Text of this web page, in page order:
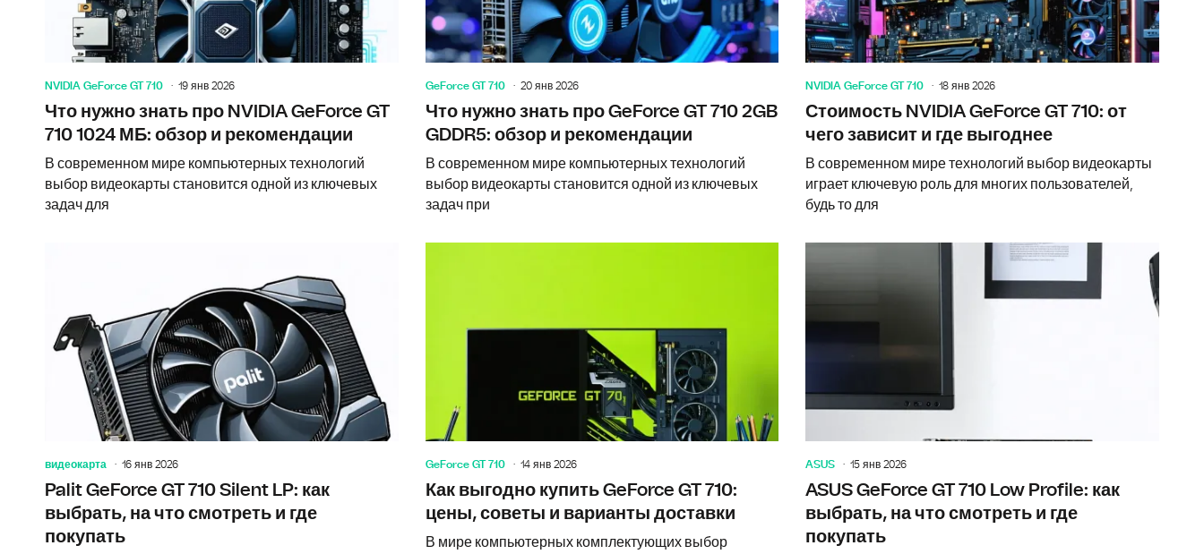
NVIDIA GeForce GT 710 19 янв 2026
Что нужно знать про NVIDIA GeForce GT
710 1024 МБ: обзор и рекомендации
В современном мире компьютерных технологий
выбор видеокарты становится одной из ключевых
задач для
GeForce GT 710 20 янв 2026
Что нужно знать про GeForce GT 710 2GB
GDDR5: обзор и рекомендации
В современном мире компьютерных технологий
выбор видеокарты становится одной из ключевых
задач при
NVIDIA GeForce GT 710 18 янв 2026
Стоимость NVIDIA GeForce GT 710: от
чего зависит и где выгоднее
В современном мире технологий выбор видеокарты
играет ключевую роль для многих пользователей,
будь то для
видеокарта 16 янв 2026
Palit GeForce GT 710 Silent LP: как
выбрать, на что смотреть и где
покупать
Palit GeForce GT 710 Silent LP: как выбрать, на что смотреть и где
GeForce GT 710 14 янв 2026
Как выгодно купить GeForce GT 710:
цены, советы и варианты доставки
В мире компьютерных комплектующих выбор
Как
ASUS 15 янв 2026
ASUS GeForce GT 710 Low Profile: как
выбрать, на что смотреть и где
покупать